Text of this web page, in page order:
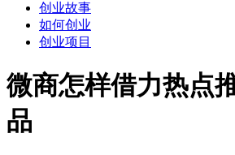
创业故事
如何创业
创业项目
微商怎样借力热点
品